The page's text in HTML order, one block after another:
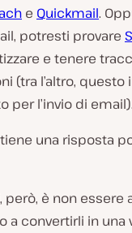
e Quickmail.
potresti provare
e tenere
(tra l’altro, questo
per l’invio di email).
una risposta
però, è non essere
a convertirli in una